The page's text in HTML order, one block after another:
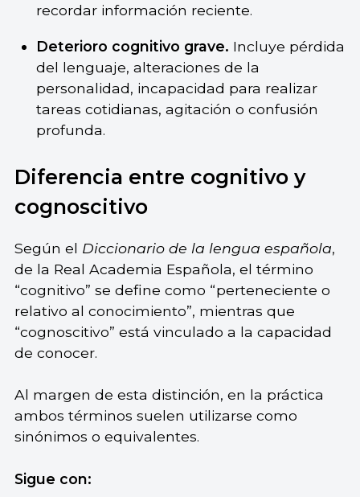
recordar información reciente.
Deterioro cognitivo grave. Incluye pérdida
del lenguaje, alteraciones de la
personalidad, incapacidad para realizar
tareas cotidianas, agitación o confusión
profunda.
Diferencia entre cognitivo y
cognoscitivo
Según el Diccionario de la lengua española,
de la Real Academia Española, el término
“cognitivo” se define como “perteneciente o
relativo al conocimiento”, mientras que
“cognoscitivo” está vinculado a la capacidad
de conocer.
Al margen de esta distinción, en la práctica
ambos términos suelen utilizarse como
sinónimos o equivalentes.
Sigue con: